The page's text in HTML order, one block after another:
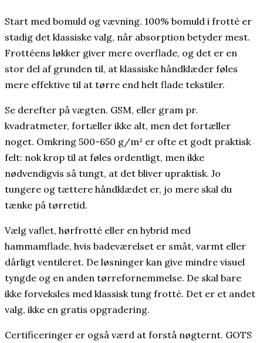
Start med bomuld og vævning. 100% bomuld i frotté er
stadig det klassiske valg, når absorption betyder mest.
Frottéens løkker giver mere overflade, og det er en
stor del af grunden til, at klassiske håndklæder føles
mere effektive til at tørre end helt flade tekstiler.
Se derefter på vægten. GSM, eller gram pr.
kvadratmeter, fortæller ikke alt, men det fortæller
noget. Omkring 500-650 g/m² er ofte et godt praktisk
felt: nok krop til at føles ordentligt, men ikke
nødvendigvis så tungt, at det bliver upraktisk. Jo
tungere og tættere håndklædet er, jo mere skal du
tænke på tørretid.
Vælg vaflet, hørfrotté eller en hybrid med
hammamflade, hvis badeværelset er småt, varmt eller
dårligt ventileret. De løsninger kan give mindre visuel
tyngde og en anden tørrefornemmelse. De skal bare
ikke forveksles med klassisk tung frotté. Det er et andet
valg, ikke en gratis opgradering.
Certificeringer er også værd at forstå nøgternt. GOTS